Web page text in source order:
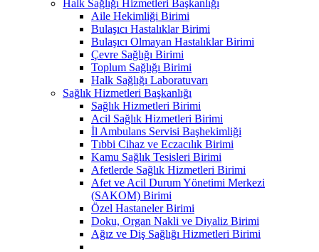
Halk Sağlığı Hizmetleri Başkanlığı
Aile Hekimliği Birimi
Bulaşıcı Hastalıklar Birimi
Bulaşıcı Olmayan Hastalıklar Birimi
Çevre Sağlığı Birimi
Toplum Sağlığı Birimi
Halk Sağlığı Laboratuvarı
Sağlık Hizmetleri Başkanlığı
Sağlık Hizmetleri Birimi
Acil Sağlık Hizmetleri Birimi
İl Ambulans Servisi Başhekimliği
Tıbbi Cihaz ve Eczacılık Birimi
Kamu Sağlık Tesisleri Birimi
Afetlerde Sağlık Hizmetleri Birimi
Afet ve Acil Durum Yönetimi Merkezi
(SAKOM) Birimi
Özel Hastaneler Birimi
Doku, Organ Nakli ve Diyaliz Birimi
Ağız ve Diş Sağlığı Hizmetleri Birimi